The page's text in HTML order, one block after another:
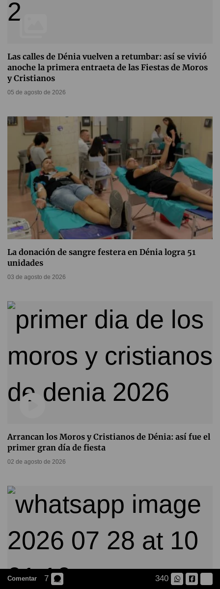
Las calles de Dénia vuelven a retumbar: así se vivió
anoche la primera entraeta de las Fiestas de Moros
y Cristianos
05 de agosto de 2026
La donación de sangre festera en Dénia logra 51
unidades
03 de agosto de 2026
Arrancan los Moros y Cristianos de Dénia: así fue el
primer gran día de fiesta
02 de agosto de 2026
Comentar 7 340